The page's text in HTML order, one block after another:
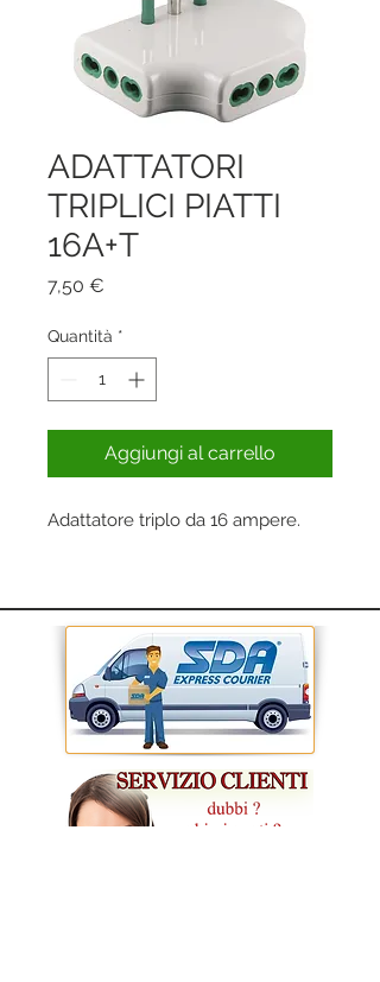
ADATTATORI
TRIPLICI PIATTI
16A+T
7,50 €
Quantità *
Aggiungi al carrello
Adattatore triplo da 16 ampere.